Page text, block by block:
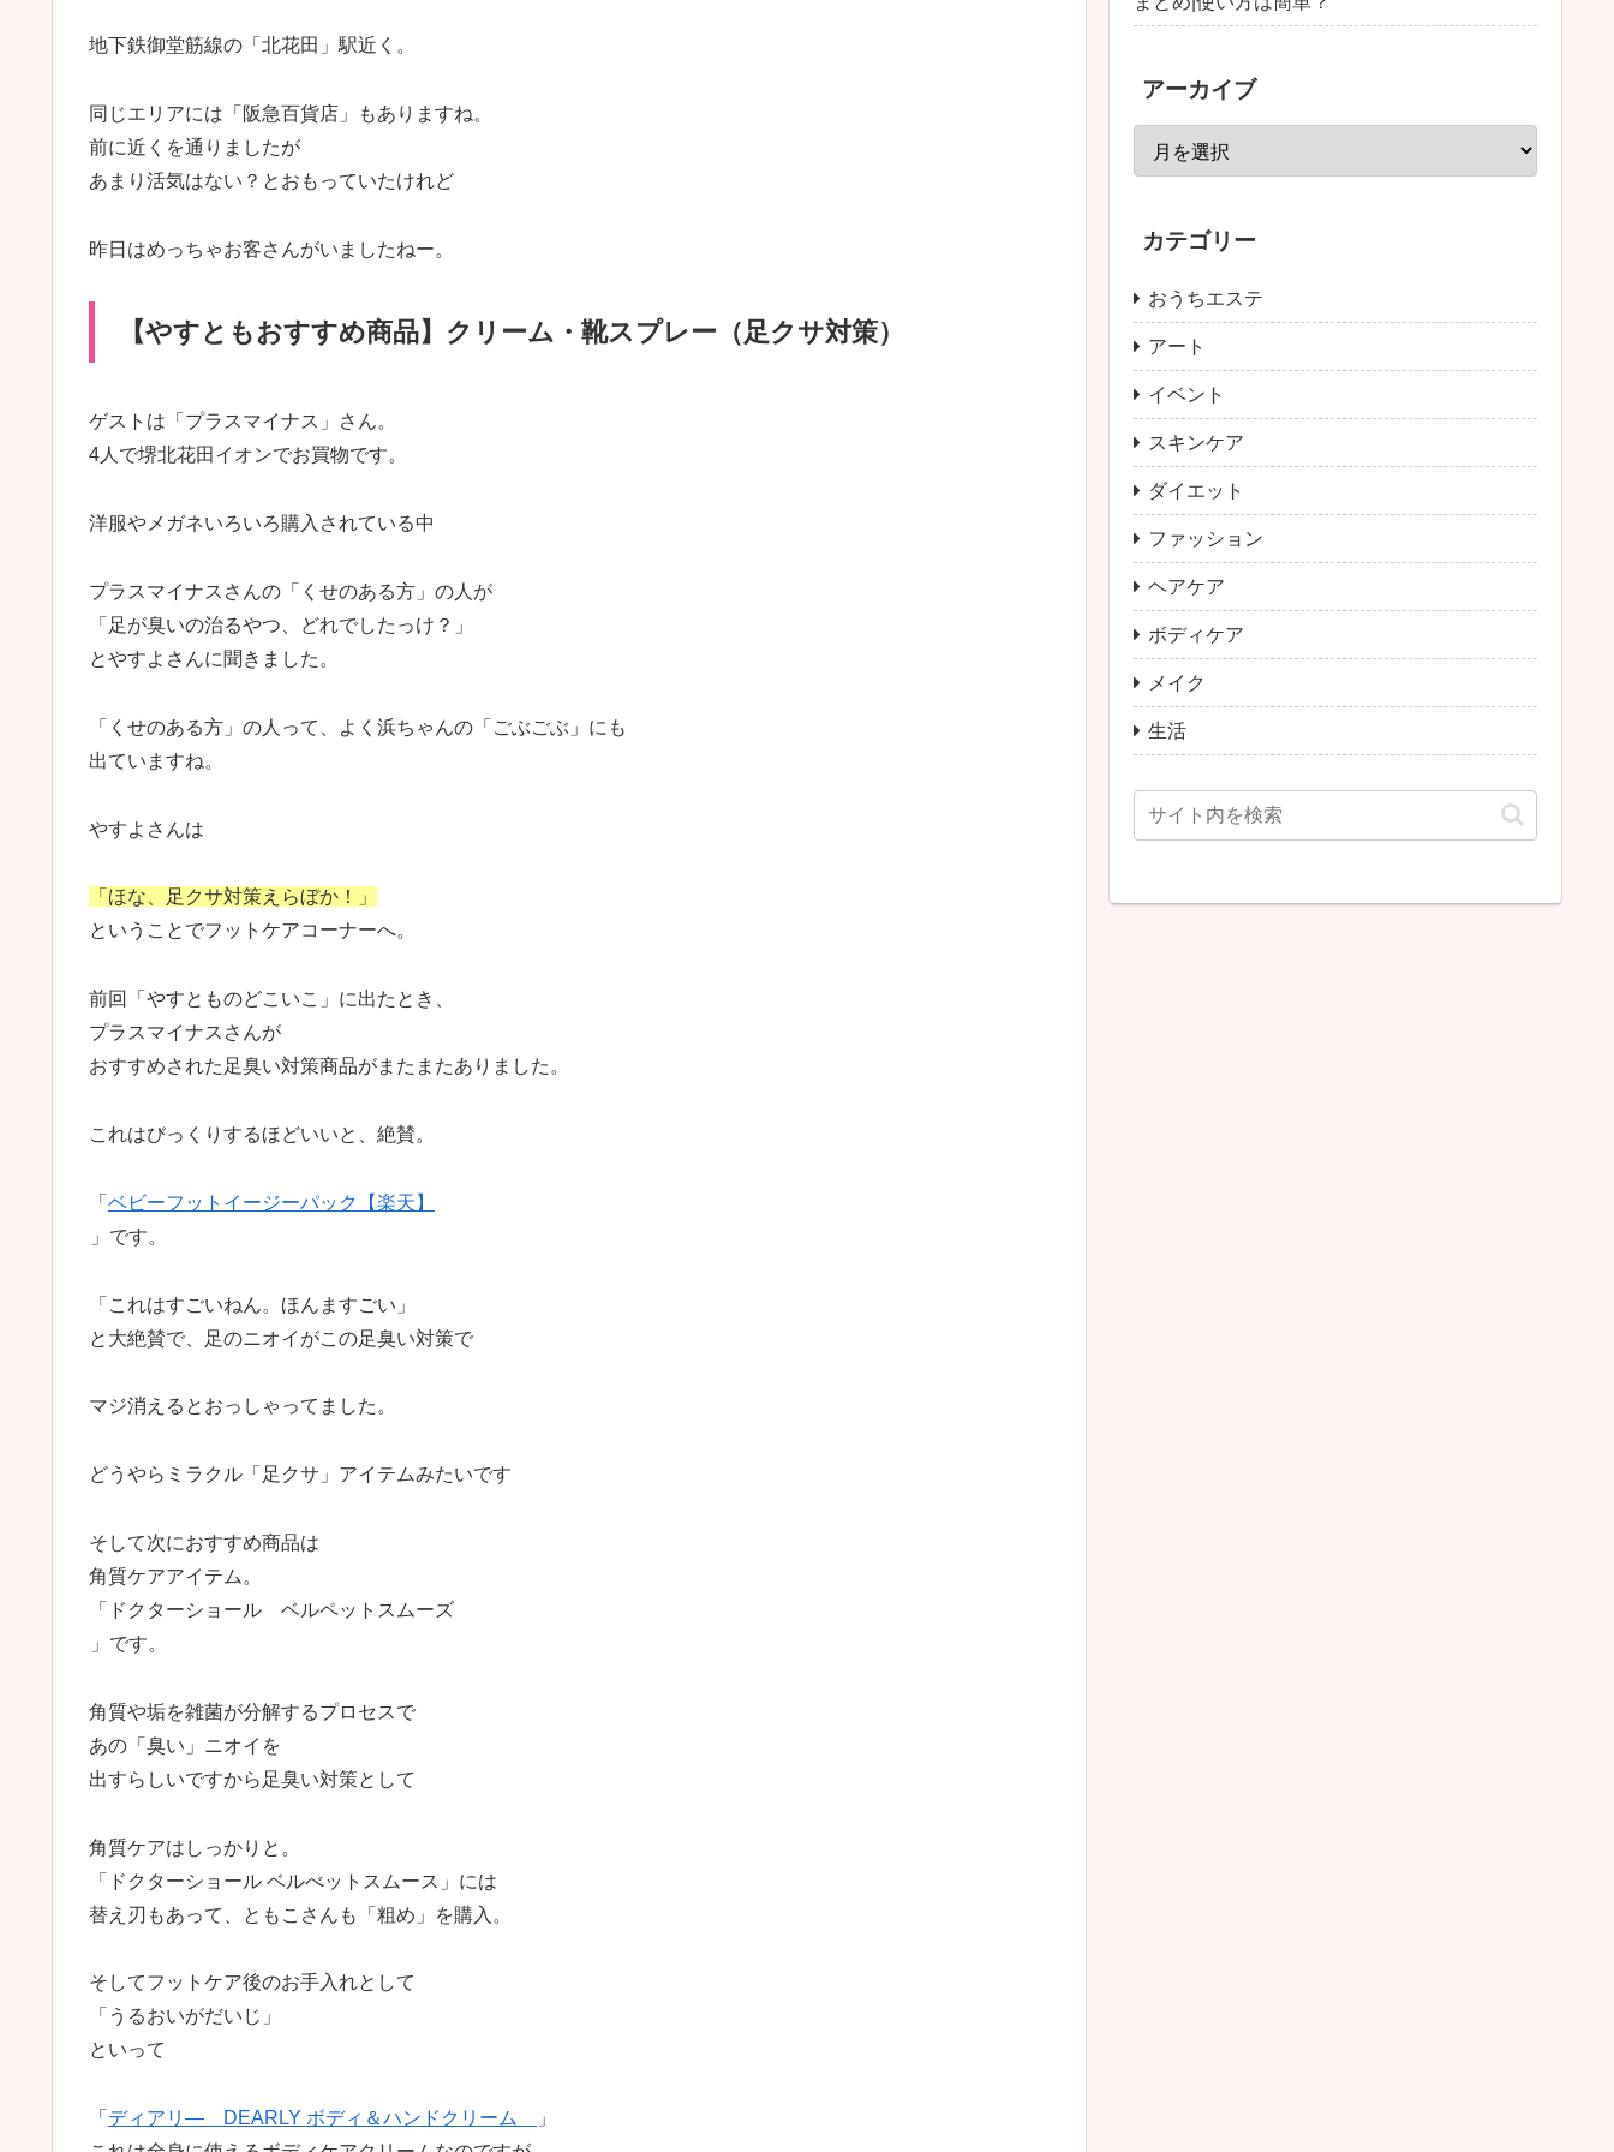
地下鉄御堂筋線の「北花田」駅近く。
同じエリアには「阪急百貨店」もありますね。
前に近くを通りましたが
あまり活気はない？とおもっていたけれど
昨日はめっちゃお客さんがいましたねー。
【やすともおすすめ商品】クリーム・靴スプレー（足クサ対策）
ゲストは「プラスマイナス」さん。
4人で堺北花田イオンでお買物です。
洋服やメガネいろいろ購入されている中
プラスマイナスさんの「くせのある方」の人が
「足が臭いの治るやつ、どれでしたっけ？」
とやすよさんに聞きました。
「くせのある方」の人って、よく浜ちゃんの「ごぶごぶ」にも
出ていますね。
やすよさんは
「ほな、足クサ対策えらぼか！」
ということでフットケアコーナーへ。
前回「やすとものどこいこ」に出たとき、
プラスマイナスさんが
おすすめされた足臭い対策商品がまたまたありました。
これはびっくりするほどいいと、絶賛。
「 ベビーフットイージーパック【楽天】
」です。
「これはすごいねん。ほんますごい」
と大絶賛で、足のニオイがこの足臭い対策で
マジ消えるとおっしゃってました。
どうやらミラクル「足クサ」アイテムみたいです
そして次におすすめ商品は
角質ケアアイテム。
「ドクターショール ベルペットスムーズ
」です。
角質や垢を雑菌が分解するプロセスで
あの「臭い」ニオイを
出すらしいですから足臭い対策として
角質ケアはしっかりと。
「ドクターショール ベルべットスムース」には
替え刃もあって、ともこさんも「粗め」を購入。
そしてフットケア後のお手入れとして
「うるおいがだいじ」
といって
「 ディアリ― DEARLY ボディ＆ハンドクリーム
」
アーカイブ
カテゴリー
おうちエステ
アート
イベント
スキンケア
ダイエット
ファッション
ヘアケア
ボディケア
メイク
生活